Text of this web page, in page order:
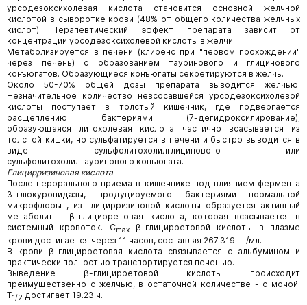
урсодезоксихолевая кислота становится основной желчной
кислотой в сыворотке крови (48% от общего количества желчных
кислот). Терапевтический эффект препарата зависит от
концентрации урсодезоксихолевой кислоты в желчи.
Метаболизируется в печени (клиренс при "первом прохождении"
через печень) с образованием тауринового и глицинового
конъюгатов. Образующиеся конъюгаты секретируются в желчь.
Около 50-70% общей дозы препарата выводится желчью.
Незначительное количество невсосавшейся урсодезоксихолевой
кислоты поступает в толстый кишечник, где подвергается
расщеплению бактериями (7-дегидроксилирование);
образующаяся литохолевая кислота частично всасывается из
толстой кишки, но сульфатируется в печени и быстро выводится в
виде сульфолитохолилглицинового или
сульфолитохолилтауринового конъюгата.
Глицирризиновая кислота
После перорального приема в кишечнике под влиянием фермента
β-глюкуронидазы, продуцируемого бактериями нормальной
микрофлоры , из глицирризиновой кислоты образуется активный
метаболит - β-глицирретовая кислота, которая всасывается в
системный кровоток. Cmax β-глицирретовой кислоты в плазме
крови достигается через 11 часов, составляя 267.319 нг/мл.
В крови β-глицирретовая кислота связывается с альбумином и
практически полностью транспортируется печенью.
Выведение β-глицирретовой кислоты происходит
преимущественно с желчью, в остаточной количестве - с мочой.
T1/2 достигает 19.23 ч.